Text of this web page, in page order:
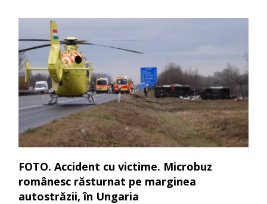
FOTO. Accident cu victime. Microbuz
românesc răsturnat pe marginea
autostrăzii, în Ungaria